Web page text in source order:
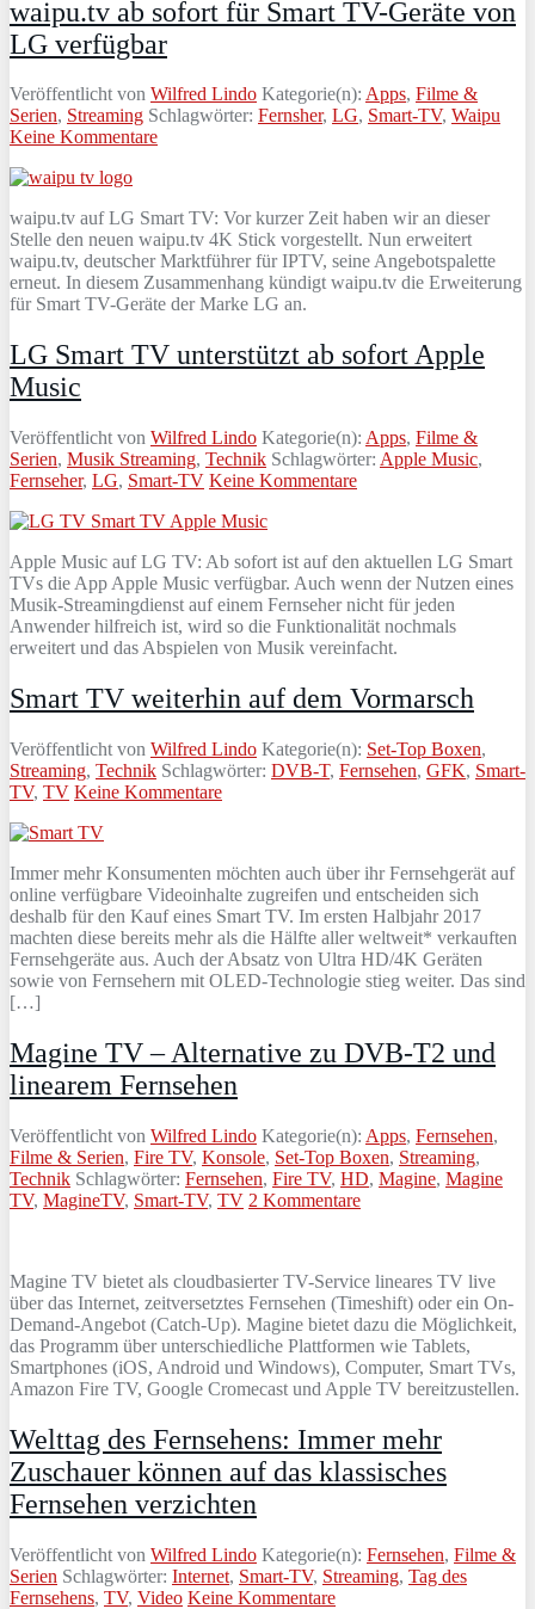
waipu.tv ab sofort für Smart TV-Geräte von
LG verfügbar
Veröffentlicht von Wilfred Lindo Kategorie(n): Apps, Filme &
Serien, Streaming Schlagwörter: Fernsher, LG, Smart-TV, Waipu
Keine Kommentare
waipu.tv auf LG Smart TV: Vor kurzer Zeit haben wir an dieser
Stelle den neuen waipu.tv 4K Stick vorgestellt. Nun erweitert
waipu.tv, deutscher Marktführer für IPTV, seine Angebotspalette
erneut. In diesem Zusammenhang kündigt waipu.tv die Erweiterung
für Smart TV-Geräte der Marke LG an.
LG Smart TV unterstützt ab sofort Apple
Music
Veröffentlicht von Wilfred Lindo Kategorie(n): Apps, Filme &
Serien, Musik Streaming, Technik Schlagwörter: Apple Music,
Fernseher, LG, Smart-TV Keine Kommentare
Apple Music auf LG TV: Ab sofort ist auf den aktuellen LG Smart
TVs die App Apple Music verfügbar. Auch wenn der Nutzen eines
Musik-Streamingdienst auf einem Fernseher nicht für jeden
Anwender hilfreich ist, wird so die Funktionalität nochmals
erweitert und das Abspielen von Musik vereinfacht.
Smart TV weiterhin auf dem Vormarsch
Veröffentlicht von Wilfred Lindo Kategorie(n): Set-Top Boxen,
Streaming, Technik Schlagwörter: DVB-T, Fernsehen, GFK, Smart-
TV, TV Keine Kommentare
Immer mehr Konsumenten möchten auch über ihr Fernsehgerät auf
online verfügbare Videoinhalte zugreifen und entscheiden sich
deshalb für den Kauf eines Smart TV. Im ersten Halbjahr 2017
machten diese bereits mehr als die Hälfte aller weltweit* verkauften
Fernsehgeräte aus. Auch der Absatz von Ultra HD/4K Geräten
sowie von Fernsehern mit OLED-Technologie stieg weiter. Das sind
[…]
Magine TV – Alternative zu DVB-T2 und
linearem Fernsehen
Veröffentlicht von Wilfred Lindo Kategorie(n): Apps, Fernsehen,
Filme & Serien, Fire TV, Konsole, Set-Top Boxen, Streaming,
Technik Schlagwörter: Fernsehen, Fire TV, HD, Magine, Magine
TV, MagineTV, Smart-TV, TV 2 Kommentare
Magine TV bietet als cloudbasierter TV-Service lineares TV live
über das Internet, zeitversetztes Fernsehen (Timeshift) oder ein On-
Demand-Angebot (Catch-Up). Magine bietet dazu die Möglichkeit,
das Programm über unterschiedliche Plattformen wie Tablets,
Smartphones (iOS, Android und Windows), Computer, Smart TVs,
Amazon Fire TV, Google Cromecast und Apple TV bereitzustellen.
Welttag des Fernsehens: Immer mehr
Zuschauer können auf das klassisches
Fernsehen verzichten
Veröffentlicht von Wilfred Lindo Kategorie(n): Fernsehen, Filme &
Serien Schlagwörter: Internet, Smart-TV, Streaming, Tag des
Fernsehens, TV, Video Keine Kommentare